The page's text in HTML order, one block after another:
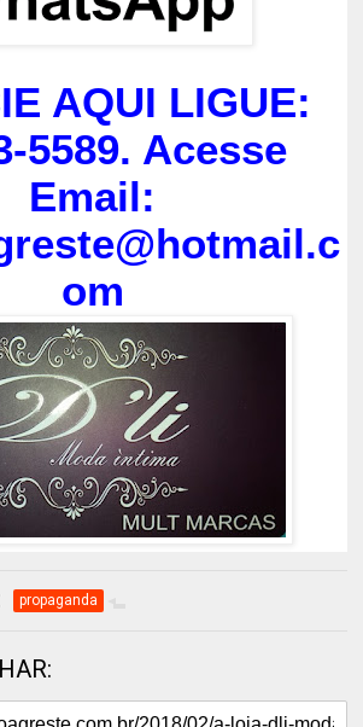
AQUI LIGUE:
5589. Acesse
Email:
om
propaganda